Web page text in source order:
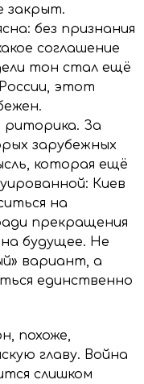
закрыт.
без признания
соглашение
тон стал ещё
этот
риторика. За
зарубежных
которая ещё
Киев
на
прекращения
будущее. Не
вариант, а
единственно
похоже,
главу. Война
слишком